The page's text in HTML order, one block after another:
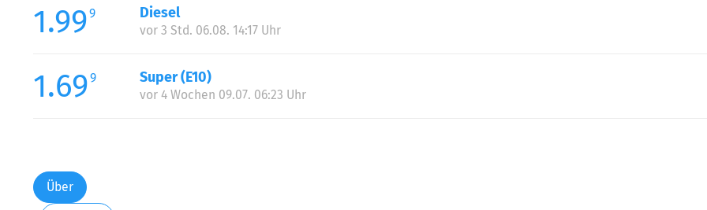
Mittwoch:
Donnerstag:
Samstag:
Sonntag:
1.999 Diesel
vor 3 Std. 06.08. 14:17 Uhr
1.699 Super (E10)
vor 4 Wochen 09.07. 06:23 Uhr
Über